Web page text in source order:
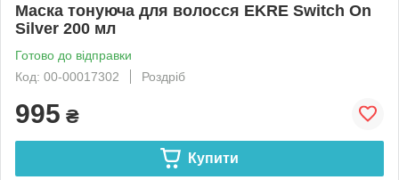
Маска тонуюча для волосся EKRE Switch On
Silver 200 мл
Готово до відправки
Код: 00-00017302
Роздріб
995 ₴
Купити